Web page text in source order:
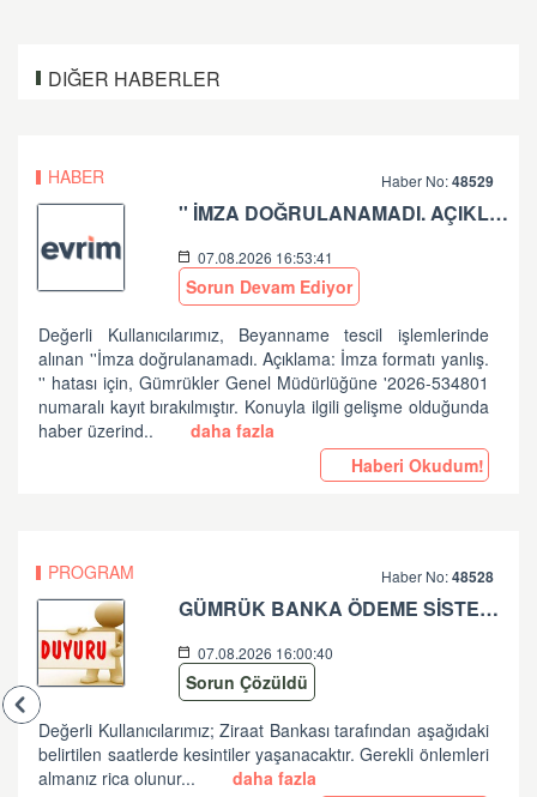
DIĞER HABERLER
HABER Haber No:48529
'' İMZA DOĞRULANAMADI. AÇIKLAMA: İMZA FORMATI YANLIŞ.'' HATASI HK
07.08.2026 16:53:41
Sorun Devam Ediyor
Değerli Kullanıcılarımız, Beyanname tescil işlemlerinde
alınan ''İmza doğrulanamadı. Açıklama: İmza formatı yanlış.
'' hatası için, Gümrükler Genel Müdürlüğüne '2026-534801
numaralı kayıt bırakılmıştır. Konuyla ilgili gelişme olduğunda
haber üzerind..
daha fazla
Haberi Okudum!
PROGRAM Haber No:48528
GÜMRÜK BANKA ÖDEME SİSTEMLERİ ZİRAAT BANKASI PLANLI ÇALIŞMA HK
07.08.2026 16:00:40
Sorun Çözüldü
Değerli Kullanıcılarımız; Ziraat Bankası tarafından aşağıdaki
belirtilen saatlerde kesintiler yaşanacaktır. Gerekli önlemleri
almanız rica olunur...
daha fazla